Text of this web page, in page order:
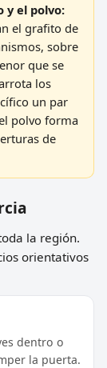
y el polvo:
el grafito de
sobre
que se
los
un par
polvo forma
de
la región.
orientativos
dentro o
la puerta.